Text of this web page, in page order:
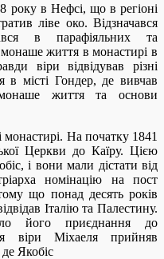
року в Нефсі, що в регіоні
ліве око. Відзначався
в парафіяльних та
життя в монастирі в
віри відвідував різні
в місті Гондер, де вивчав
життя та основи
монастирі. На початку 1841
Церкви до Каїру. Цією
і вони мали дістати від
номінацію на пост
що понад десять років
Італію та Палестину.
його приєднання до
віри Міхаеля прийняв
Якобіс